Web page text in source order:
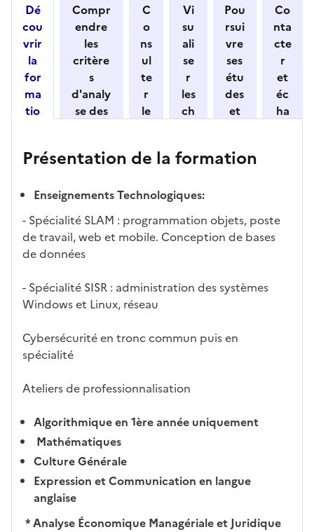
Dé
cou
vrir
la
for
ma
tio
ses
act
tiq
ues
Compr
endre
les
critère
s
d'analy
se des
par
ssemen
C
o
ns
ul
te
r
le
o
ali
s
d
a
n
d
e
Vi
su
ali
se
r
les
ch
s
ac
s à
la
ati
Pou
rsui
vre
ses
étu
des
et
re
uch
és
Co
nta
cte
r
et
éc
ha
iss
em
Présentation de la formation
Enseignements Technologiques:
- Spécialité SLAM : programmation objets, poste
de travail, web et mobile. Conception de bases
de données
- Spécialité SISR : administration des systèmes
Windows et Linux, réseau
Cybersécurité en tronc commun puis en
spécialité
Ateliers de professionnalisation
Algorithmique en 1ère année uniquement
Mathématiques
Culture Générale
Expression et Communication en langue
anglaise
* Analyse Économique Managériale et Juridique